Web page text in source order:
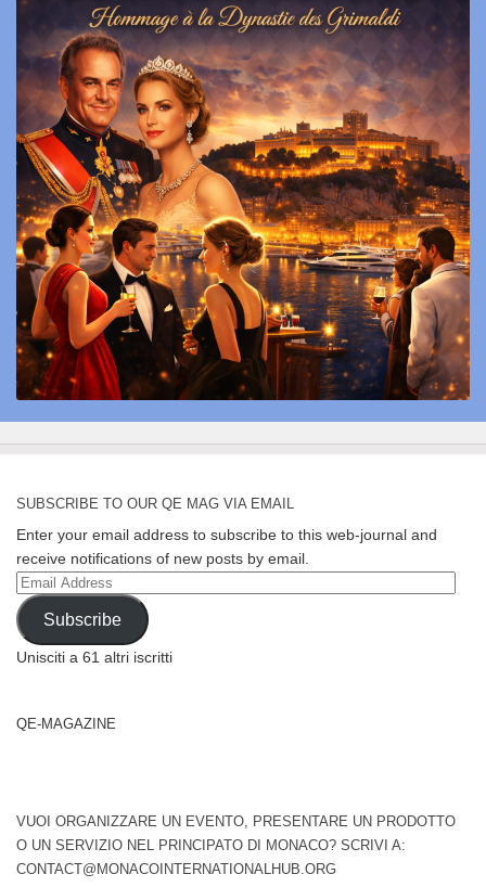
SUBSCRIBE TO OUR QE MAG VIA EMAIL
Enter your email address to subscribe to this web-journal and
receive notifications of new posts by email.
Email
Address
Subscribe
Unisciti a 61 altri iscritti
QE-MAGAZINE
VUOI ORGANIZZARE UN EVENTO, PRESENTARE UN PRODOTTO
O UN SERVIZIO NEL PRINCIPATO DI MONACO? SCRIVI A:
CONTACT@MONACOINTERNATIONALHUB.ORG